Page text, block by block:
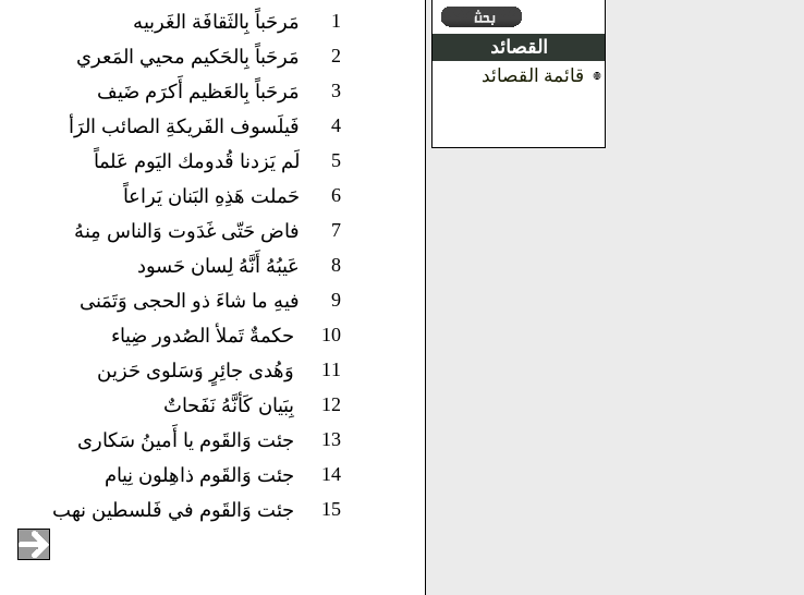
القصائد
قائمة القصائد
1 مَرحَباً بِالثَقافَة الغَربيه
2
مَرحَباً بِالحَكيم محيي المَعري
3
مَرحَباً بِالعَظيم أَكرَم ضَيف
4
فَيلَسوف الفَريكةِ الصائب الرَأ
5
لَم يَزدنا قُدومك اليَوم عَلماً
6
حَملت هَذِهِ البَنان يَراعاً
7
فاض حَتّى غَدَوت وَالناس مِنهُ
8
عَيبُهُ أَنَّهُ لِسان حَسود
9
فيهِ ما شاءَ ذو الحجى وَتَمَنى
10
حكمةٌ تَملأ الصُدور ضِياء
11
وَهُدى جائِرٍ وَسَلوى حَزين
12
بِبَيان كَأنَّهُ نَفَحاتٌ
13
جئت وَالقَوم يا أَمينُ سَكارى
14
جئت وَالقَوم ذاهِلون نِيام
15
جئت وَالقَوم في فَلسطين نهب